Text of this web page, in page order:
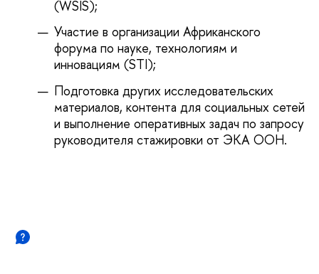
(WSIS);
Участие в организации Африканского
форума по науке, технологиям и
инновациям (STI);
Подготовка других исследовательских
материалов, контента для социальных сетей
и выполнение оперативных задач по запросу
руководителя стажировки от ЭКА ООН.